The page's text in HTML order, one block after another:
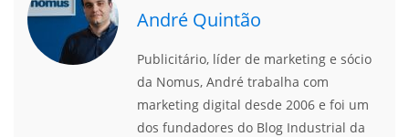
André Quintão
Publicitário, líder de marketing e sócio
da Nomus, André trabalha com
marketing digital desde 2006 e foi um
dos fundadores do Blog Industrial da